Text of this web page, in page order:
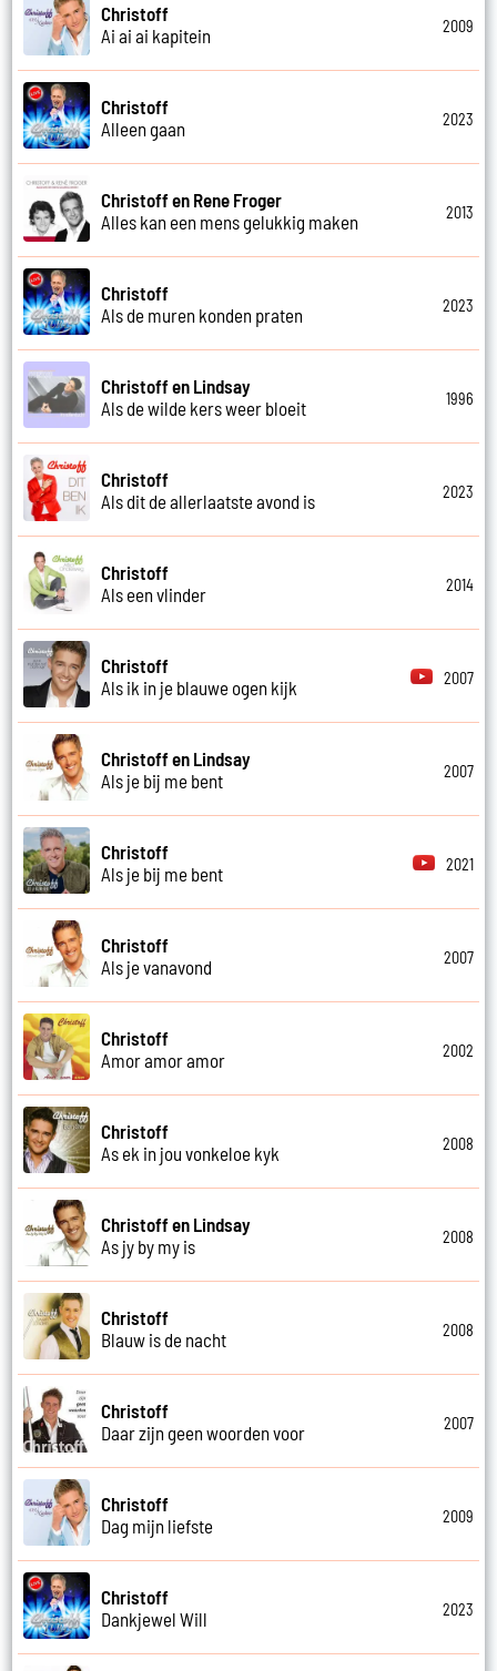
Christoff
Ai ai ai kapitein
2009
Christoff
Alleen gaan
2023
Christoff en Rene Froger
Alles kan een mens gelukkig maken
2013
Christoff
Als de muren konden praten
2023
Christoff en Lindsay
Als de wilde kers weer bloeit
1996
Christoff
Als dit de allerlaatste avond is
2023
Christoff
Als een vlinder
2014
Christoff
Als ik in je blauwe ogen kijk
2007
Christoff en Lindsay
Als je bij me bent
2007
Christoff
Als je bij me bent
2021
Christoff
Als je vanavond
2007
Christoff
Amor amor amor
2002
Christoff
As ek in jou vonkeloe kyk
2008
Christoff en Lindsay
As jy by my is
2008
Christoff
Blauw is de nacht
2008
Christoff
Daar zijn geen woorden voor
2007
Christoff
Dag mijn liefste
2009
Christoff
Dankjewel Will
2023